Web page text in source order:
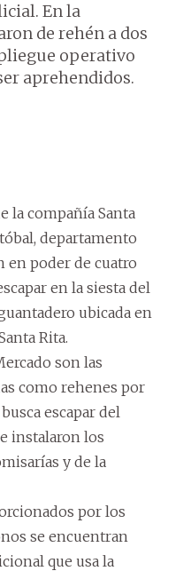
En la
de rehén a dos
operativo
aprehendidos.
la compañía Santa
departamento
en poder de cuatro
en la siesta del
ubicada en
Rita.
son las
como rehenes por
escapar del
instalaron los
y de la
por los
se encuentran
que usa la